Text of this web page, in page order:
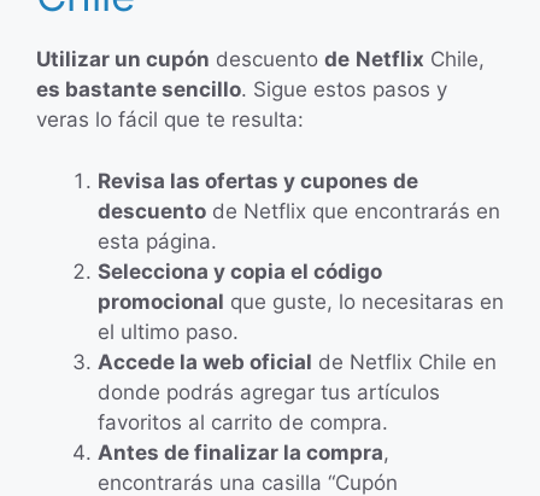
Utilizar un cupón descuento de Netflix Chile,
es bastante sencillo. Sigue estos pasos y
veras lo fácil que te resulta:
Revisa las ofertas y cupones de
descuento de Netflix que encontrarás en
esta página.
Selecciona y copia el código
promocional que guste, lo necesitaras en
el ultimo paso.
Accede la web oficial de Netflix Chile en
donde podrás agregar tus artículos
favoritos al carrito de compra.
Antes de finalizar la compra,
encontrarás una casilla “Cupón